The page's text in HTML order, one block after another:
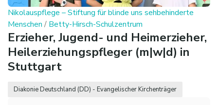
Nikolauspflege – Stiftung für blinde uns sehbehinderte
Menschen / Betty-Hirsch-Schulzentrum
Erzieher, Jugend- und Heimerzieher,
Heilerziehungspfleger (m|w|d) in
Stuttgart
Diakonie Deutschland (DD) - Evangelischer Kirchenträger